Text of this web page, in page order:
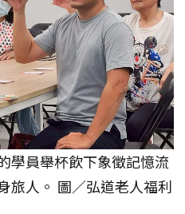
學員舉杯飲下象徵記憶流
旅人。 圖／弘道老人福利